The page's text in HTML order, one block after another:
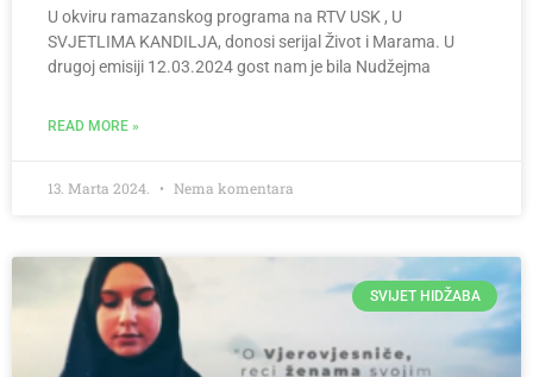
U okviru ramazanskog programa na RTV USK , U
SVJETLIMA KANDILJA, donosi serijal Život i Marama. U
drugoj emisiji 12.03.2024 gost nam je bila Nudžejma
READ MORE »
13. Marta 2024. Nema komentara
SVIJET HIDŽABA